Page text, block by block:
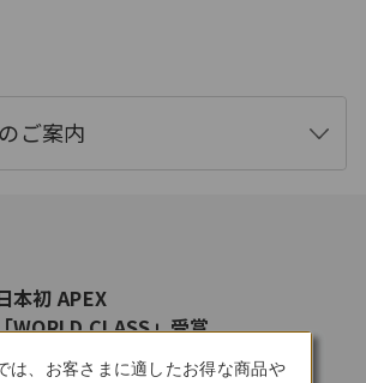
ご案内
開
く
本初 APEX
WORLD CLASS」受賞
は、お客さまに適したお得な商品や